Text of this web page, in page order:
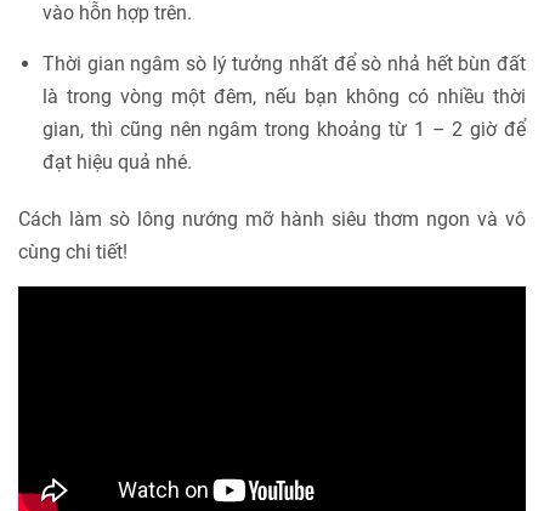
vào hỗn hợp trên.
Thời gian ngâm sò lý tưởng nhất để sò nhả hết bùn đất
là trong vòng một đêm, nếu bạn không có nhiều thời
gian, thì cũng nên ngâm trong khoảng từ 1 – 2 giờ để
đạt hiệu quả nhé.
Cách làm sò lông nướng mỡ hành siêu thơm ngon và vô
cùng chi tiết!